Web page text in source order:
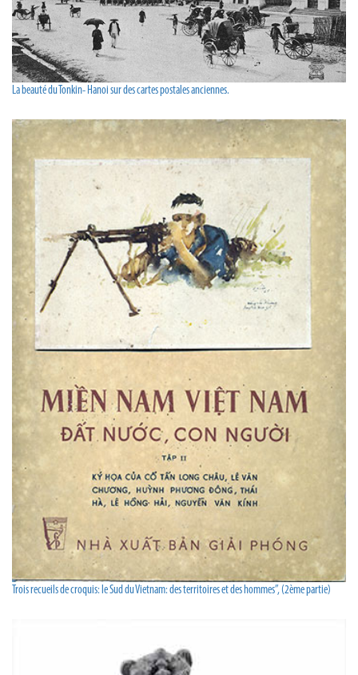
La beauté du Tonkin- Hanoi sur des cartes postales anciennes.
Trois recueils de croquis: le Sud du Vietnam: des territoires et des hommes”, (2ème partie)